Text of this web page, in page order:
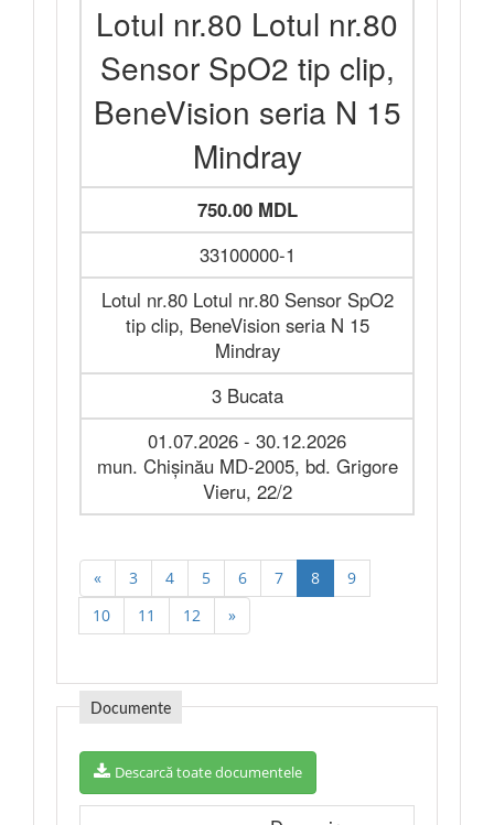
Lotul nr.80 Lotul nr.80
Sensor SpO2 tip clip,
BeneVision seria N 15
Mindray
750.00 MDL
33100000-1
Lotul nr.80 Lotul nr.80 Sensor SpO2
tip clip, BeneVision seria N 15
Mindray
3 Bucata
01.07.2026 - 30.12.2026
mun. Chișinău MD-2005, bd. Grigore
Vieru, 22/2
« 3 4 5 6 7 8
9
10
11 12 »
Documente
Descarcă toate documentele